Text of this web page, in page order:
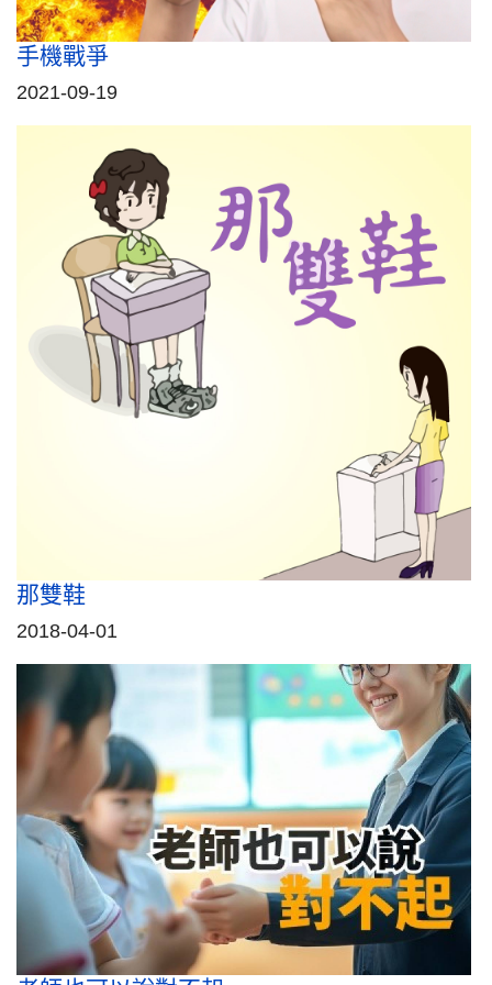
手機戰爭
2021-09-19
那雙鞋
2018-04-01